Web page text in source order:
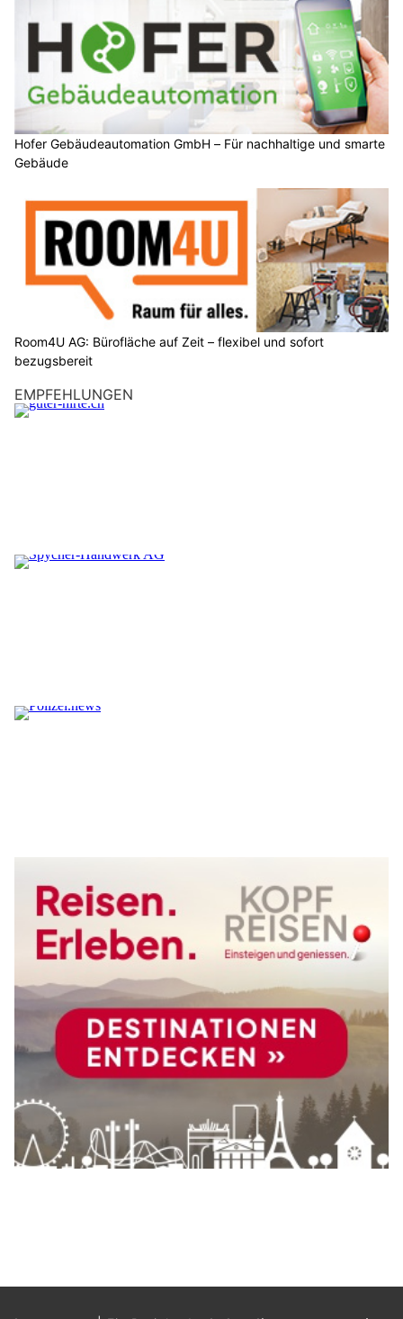
Hofer Gebäudeautomation GmbH – Für nachhaltige und smarte
Gebäude
Room4U AG: Bürofläche auf Zeit – flexibel und sofort
bezugsbereit
EMPFEHLUNGEN